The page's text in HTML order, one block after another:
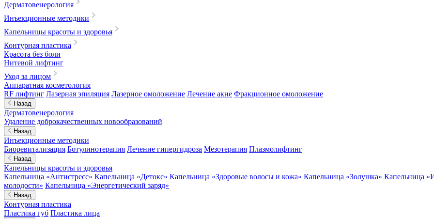
Дерматовенерология
Инъекционные методики
Капельницы красоты и здоровья
Контурная пластика
Красота без боли
Нитевой лифтинг
Уход за лицом
Аппаратная косметология
RF лифтинг Лазерная эпиляция Лазерное омоложение Лечение акне Фракционное омоложение
Назад
Дерматовенерология
Удаление доброкачественных новообразований
Назад
Инъекционные методики
Биоревитализация Ботулинотерапия Лечение гипергидроза Мезотерапия Плазмолифтинг
Назад
Капельницы красоты и здоровья
Капельница «Антистресс» Капельница «Детокс» Капельница «Здоровые волосы и кожа» Капельница «Золушка» Капельница
молодости» Капельница «Энергетический заряд»
Назад
Контурная пластика
Пластика губ Пластика лица